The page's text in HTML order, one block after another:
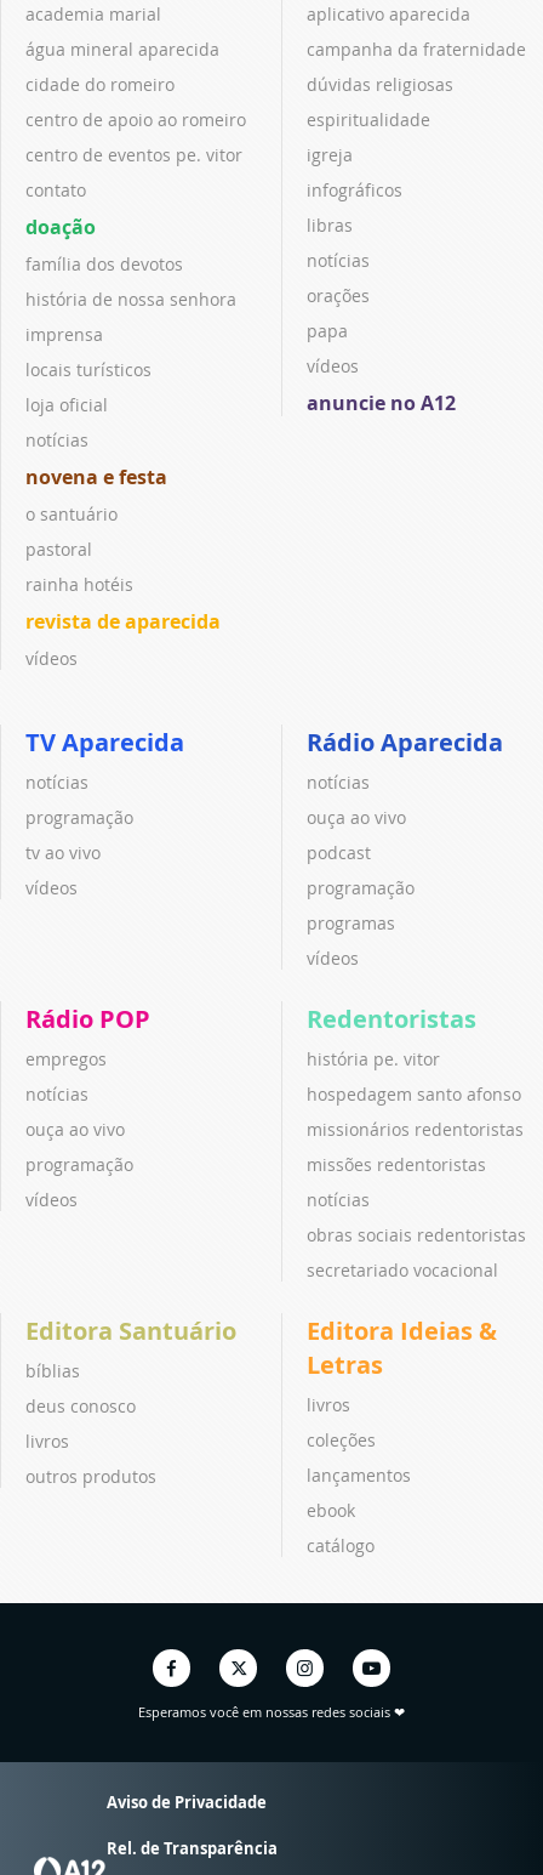
academia marial
água mineral aparecida
cidade do romeiro
centro de apoio ao romeiro
centro de eventos pe. vitor
contato
doação
família dos devotos
história de nossa senhora
imprensa
locais turísticos
loja oficial
notícias
novena e festa
o santuário
pastoral
rainha hotéis
revista de aparecida
vídeos
aplicativo aparecida
campanha da fraternidade
dúvidas religiosas
espiritualidade
igreja
infográficos
libras
notícias
orações
papa
vídeos
anuncie no A12
TV Aparecida
notícias
programação
tv ao vivo
vídeos
Rádio Aparecida
notícias
ouça ao vivo
podcast
programação
programas
vídeos
Rádio POP
empregos
notícias
ouça ao vivo
programação
vídeos
Redentoristas
história pe. vitor
hospedagem santo afonso
missionários redentoristas
missões redentoristas
notícias
obras sociais redentoristas
secretariado vocacional
Editora Santuário
bíblias
deus conosco
livros
outros produtos
Editora Ideias &
Letras
livros
coleções
lançamentos
ebook
catálogo
Esperamos você em nossas redes sociais ❤
Aviso de Privacidade
Rel. de Transparência